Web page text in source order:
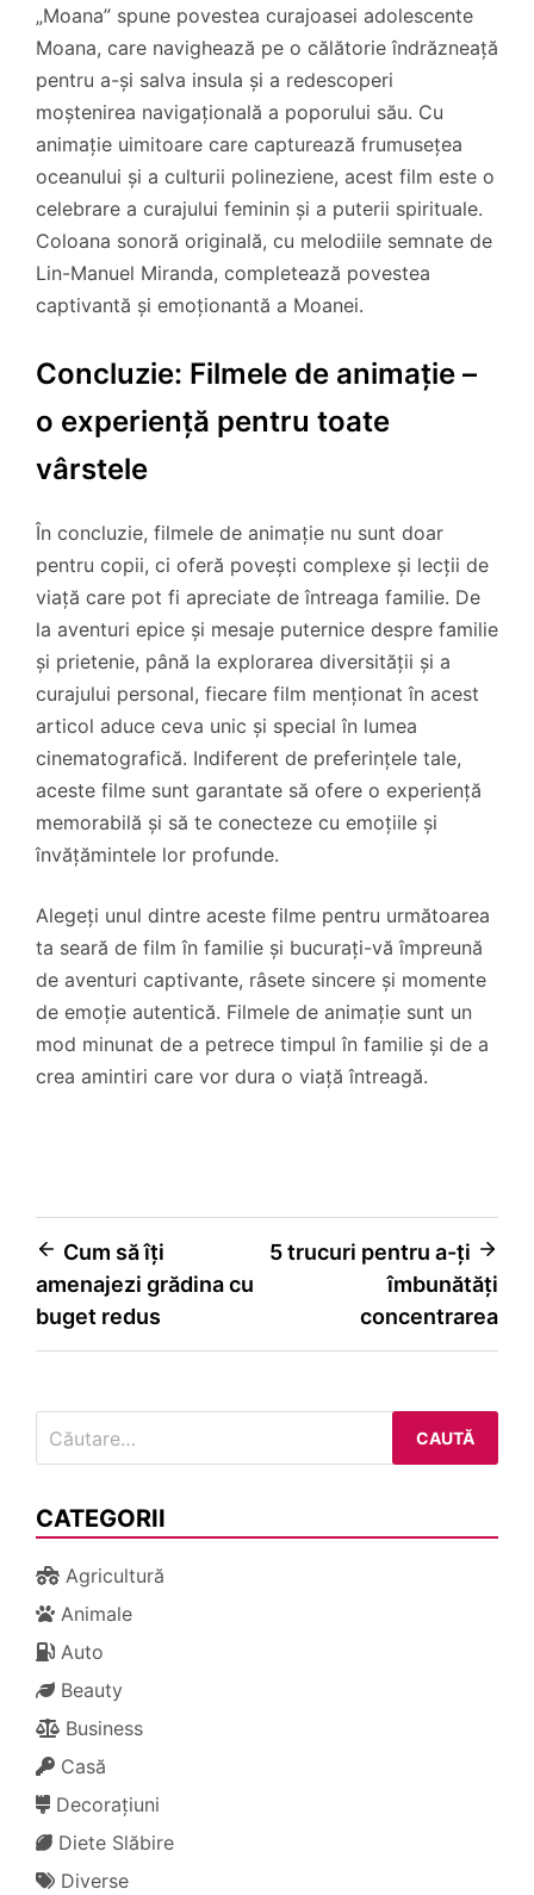
„Moana” spune povestea curajoasei adolescente
Moana, care navighează pe o călătorie îndrăzneață
pentru a-și salva insula și a redescoperi
moștenirea navigațională a poporului său. Cu
animație uimitoare care capturează frumusețea
oceanului și a culturii polineziene, acest film este o
celebrare a curajului feminin și a puterii spirituale.
Coloana sonoră originală, cu melodiile semnate de
Lin-Manuel Miranda, completează povestea
captivantă și emoționantă a Moanei.
Concluzie: Filmele de animație –
o experiență pentru toate
vârstele
În concluzie, filmele de animație nu sunt doar
pentru copii, ci oferă povești complexe și lecții de
viață care pot fi apreciate de întreaga familie. De
la aventuri epice și mesaje puternice despre familie
și prietenie, până la explorarea diversității și a
curajului personal, fiecare film menționat în acest
articol aduce ceva unic și special în lumea
cinematografică. Indiferent de preferințele tale,
aceste filme sunt garantate să ofere o experiență
memorabilă și să te conecteze cu emoțiile și
învățămintele lor profunde.
Alegeți unul dintre aceste filme pentru următoarea
ta seară de film în familie și bucurați-vă împreună
de aventuri captivante, râsete sincere și momente
de emoție autentică. Filmele de animație sunt un
mod minunat de a petrece timpul în familie și de a
crea amintiri care vor dura o viață întreagă.
Navigare
în
articole
Cum să îți
amenajezi grădina cu
buget redus
5 trucuri pentru a-ți
îmbunătăți
concentrarea
după:
CATEGORII
Agricultură
Animale
Auto
Beauty
Business
Casă
Decorațiuni
Diete Slăbire
Diverse